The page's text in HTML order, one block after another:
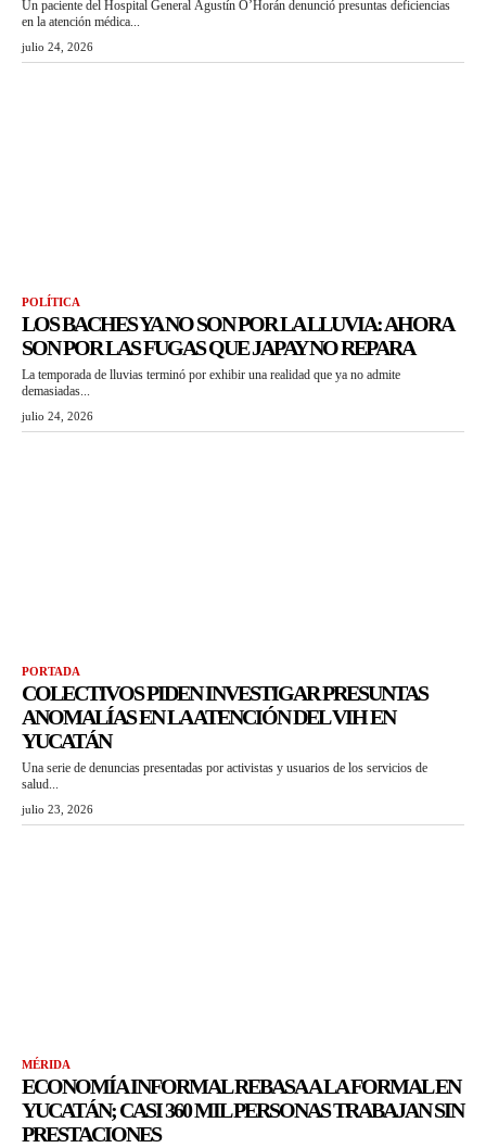
Un paciente del Hospital General Agustín O’Horán denunció presuntas deficiencias
en la atención médica...
julio 24, 2026
POLÍTICA
LOS BACHES YA NO SON POR LA LLUVIA: AHORA
SON POR LAS FUGAS QUE JAPAY NO REPARA
La temporada de lluvias terminó por exhibir una realidad que ya no admite
demasiadas...
julio 24, 2026
PORTADA
COLECTIVOS PIDEN INVESTIGAR PRESUNTAS
ANOMALÍAS EN LA ATENCIÓN DEL VIH EN
YUCATÁN
Una serie de denuncias presentadas por activistas y usuarios de los servicios de
salud...
julio 23, 2026
MÉRIDA
ECONOMÍA INFORMAL REBASA A LA FORMAL EN
YUCATÁN; CASI 360 MIL PERSONAS TRABAJAN SIN
PRESTACIONES